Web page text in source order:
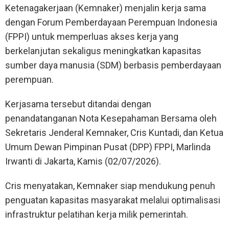
Ketenagakerjaan (Kemnaker) menjalin kerja sama
dengan Forum Pemberdayaan Perempuan Indonesia
(FPPI) untuk memperluas akses kerja yang
berkelanjutan sekaligus meningkatkan kapasitas
sumber daya manusia (SDM) berbasis pemberdayaan
perempuan.
Kerjasama tersebut ditandai dengan
penandatanganan Nota Kesepahaman Bersama oleh
Sekretaris Jenderal Kemnaker, Cris Kuntadi, dan Ketua
Umum Dewan Pimpinan Pusat (DPP) FPPI, Marlinda
Irwanti di Jakarta, Kamis (02/07/2026).
Cris menyatakan, Kemnaker siap mendukung penuh
penguatan kapasitas masyarakat melalui optimalisasi
infrastruktur pelatihan kerja milik pemerintah.